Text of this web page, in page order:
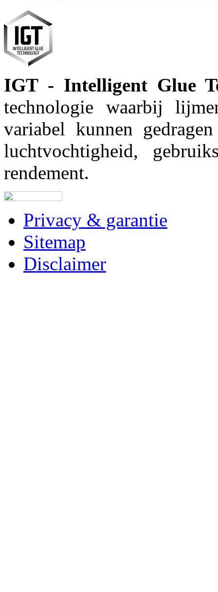
IGT - Intelligent Glue
technologie waarbij
variabel kunnen
luchtvochtigheid,
rendement.
Privacy & garantie
Sitemap
Disclaimer